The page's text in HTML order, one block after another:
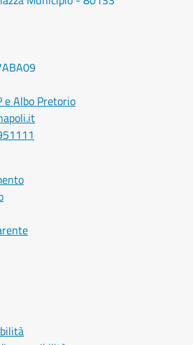
e Albo Pretorio